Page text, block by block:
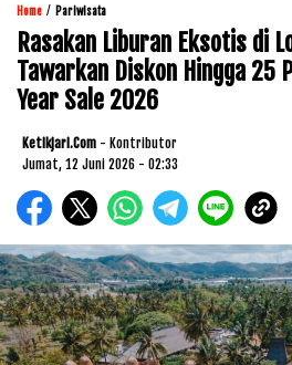
Home / Pariwisata
Rasakan Liburan Eksotis di
Tawarkan Diskon Hingga 25
Year Sale 2026
Ketikjari.com - Kontributor
Jumat, 12 Juni 2026 - 02:33